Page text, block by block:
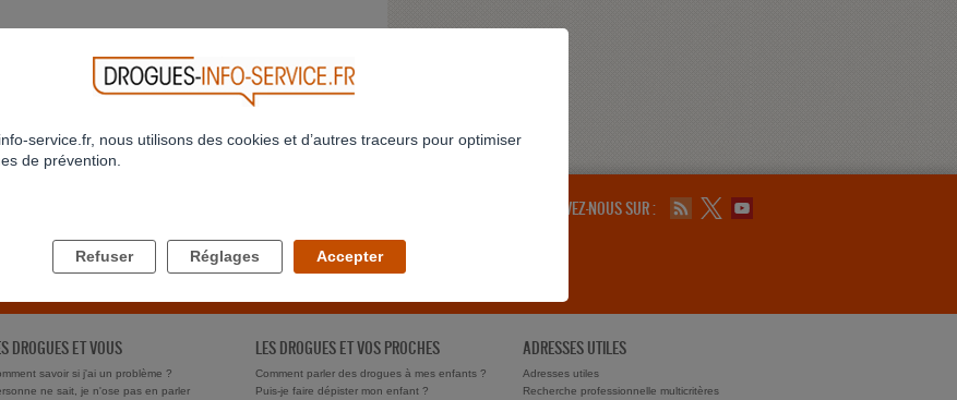
SUIVEZ-NOUS SUR :
DROGUES ET VOUS
savoir si j'ai un problème ?
ne sait, je n'ose pas en parler
LES DROGUES ET VOS PROCHES
Comment parler des drogues à mes enfants ?
Puis-je faire dépister mon enfant ?
ADRESSES UTILES
Adresses utiles
Recherche professionnelle multicritères
service.fr, nous utilisons des cookies et d’autres traceurs pour optimiser
de prévention.
Refuser Réglages Accepter